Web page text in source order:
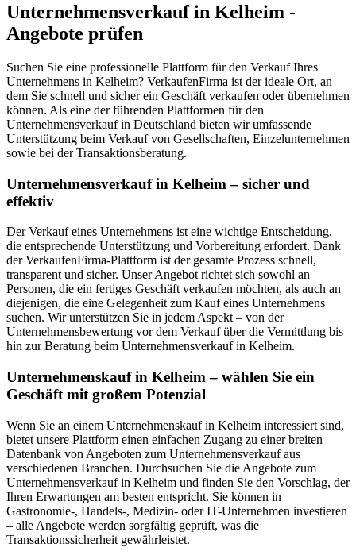
Unternehmensverkauf in Kelheim -
Angebote prüfen
Suchen Sie eine professionelle Plattform für den Verkauf Ihres
Unternehmens in Kelheim? VerkaufenFirma ist der ideale Ort, an
dem Sie schnell und sicher ein Geschäft verkaufen oder übernehmen
können. Als eine der führenden Plattformen für den
Unternehmensverkauf in Deutschland bieten wir umfassende
Unterstützung beim Verkauf von Gesellschaften, Einzelunternehmen
sowie bei der Transaktionsberatung.
Unternehmensverkauf in Kelheim – sicher und
effektiv
Der Verkauf eines Unternehmens ist eine wichtige Entscheidung,
die entsprechende Unterstützung und Vorbereitung erfordert. Dank
der VerkaufenFirma-Plattform ist der gesamte Prozess schnell,
transparent und sicher. Unser Angebot richtet sich sowohl an
Personen, die ein fertiges Geschäft verkaufen möchten, als auch an
diejenigen, die eine Gelegenheit zum Kauf eines Unternehmens
suchen. Wir unterstützen Sie in jedem Aspekt – von der
Unternehmensbewertung vor dem Verkauf über die Vermittlung bis
hin zur Beratung beim Unternehmensverkauf in Kelheim.
Unternehmenskauf in Kelheim – wählen Sie ein
Geschäft mit großem Potenzial
Wenn Sie an einem Unternehmenskauf in Kelheim interessiert sind,
bietet unsere Plattform einen einfachen Zugang zu einer breiten
Datenbank von Angeboten zum Unternehmensverkauf aus
verschiedenen Branchen. Durchsuchen Sie die Angebote zum
Unternehmensverkauf in Kelheim und finden Sie den Vorschlag, der
Ihren Erwartungen am besten entspricht. Sie können in
Gastronomie-, Handels-, Medizin- oder IT-Unternehmen investieren
– alle Angebote werden sorgfältig geprüft, was die
Transaktionssicherheit gewährleistet.